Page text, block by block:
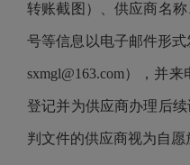
转账截图）、供应商名
号等信息以电子邮件形
sxmgl@163.com），并
登记并为供应商办理后
判文件的供应商视为自愿